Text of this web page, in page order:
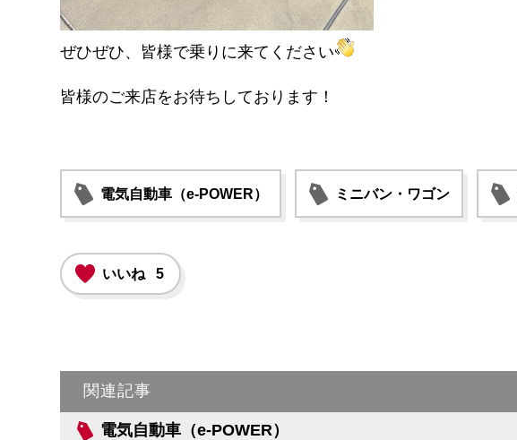
ぜひぜひ、皆様で乗りに来てください
皆様のご来店をお待ちしております！
電気自動車（e-POWER） ミニバン・ワゴン
いいね 5
関連記事
電気自動車（e-POWER）